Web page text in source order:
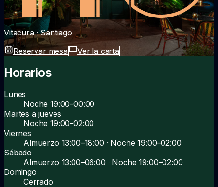
Vitacura · Santiago
Reservar mesa
Ver la carta
Horarios
Lunes
Noche 19:00–00:00
Martes a jueves
Noche 19:00–02:00
Viernes
Almuerzo 13:00–18:00 · Noche 19:00–02:00
Sábado
Almuerzo 13:00–06:00 · Noche 19:00–02:00
Domingo
Cerrado